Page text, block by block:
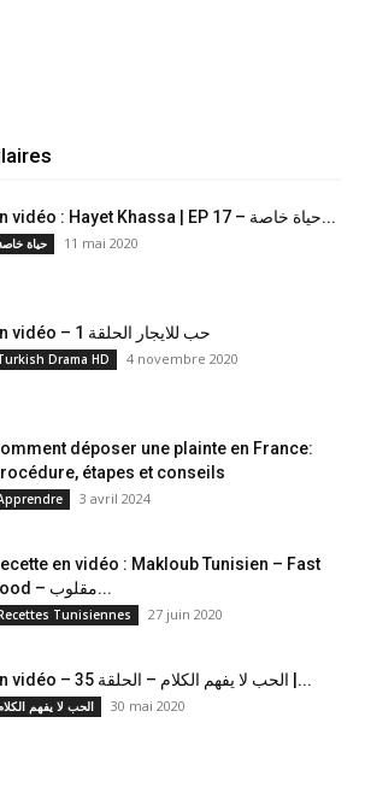
En vidéo : Hayet Khassa | EP 17 – حياة خاصة...
حياة 11 mai 2020
En vidéo – حب للايجار الحلقة 1
Drama HD 4 novembre 2020
déposer une plainte en France:
étapes et conseils
3 avril 2024
en vidéo : Makloub Tunisien – Fast
Food – مقلوب...
Tunisiennes 27 juin 2020
En vidéo – الحب لا يفهم الكلام – الحلقة 35 |...
الحب لا يفهم 30 mai 2020